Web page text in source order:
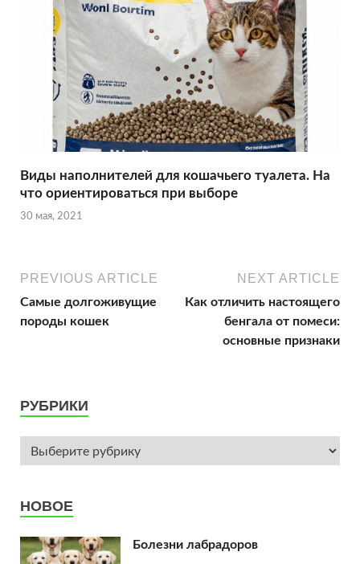
Виды наполнителей для кошачьего туалета. На
что ориентироваться при выборе
30 мая, 2021
PREVIOUS ARTICLE
Самые долгоживущие
породы кошек
NEXT ARTICLE
Как отличить настоящего
бенгала от помеси:
основные признаки
РУБРИКИ
НОВОЕ
Болезни лабрадоров